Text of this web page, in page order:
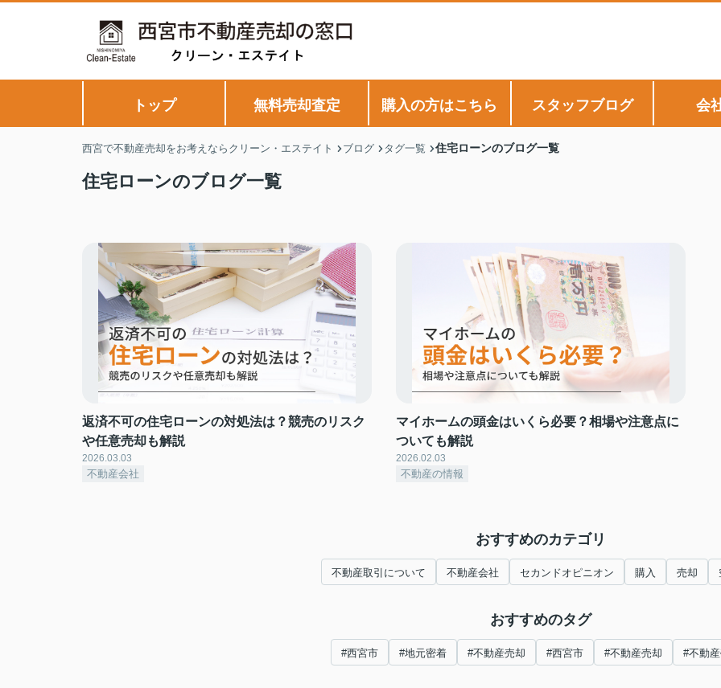
トップ 無料売却査定 購入の方はこちら スタッフブログ 会
西宮で不動産売却をお考えならクリーン・エステイト ブログ タグ一覧 住宅ローンのブログ一覧
住宅ローンのブログ一覧
返済不可の住宅ローンの対処法は？競売のリスク
や任意売却も解説
2026.03.03
不動産会社
マイホームの頭金はいくら必要？相場や注意点に
ついても解説
2026.02.03
不動産の情報
おすすめのカテゴリ
不動産取引について 不動産会社 セカンドオピニオン 購入 売却
おすすめのタグ
#西宮市 #地元密着 #不動産売却 #西宮市 #不動産売却 #不動